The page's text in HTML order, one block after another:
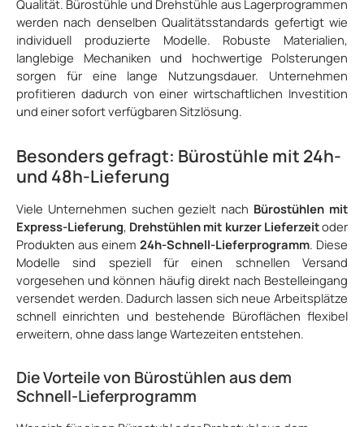
Qualität. Bürostühle und Drehstühle aus Lagerprogrammen
werden nach denselben Qualitätsstandards gefertigt wie
individuell produzierte Modelle. Robuste Materialien,
langlebige Mechaniken und hochwertige Polsterungen
sorgen für eine lange Nutzungsdauer. Unternehmen
profitieren dadurch von einer wirtschaftlichen Investition
und einer sofort verfügbaren Sitzlösung.
Besonders gefragt: Bürostühle mit 24h-
und 48h-Lieferung
Viele Unternehmen suchen gezielt nach Bürostühlen mit
Express-Lieferung, Drehstühlen mit kurzer Lieferzeitoder
Produkten aus einem 24h-Schnell-Lieferprogramm. Diese
Modelle sind speziell für einen schnellen Versand
vorgesehen und können häufig direkt nach Bestelleingang
versendet werden. Dadurch lassen sich neue Arbeitsplätze
schnell einrichten und bestehende Büroflächen flexibel
erweitern, ohne dass lange Wartezeiten entstehen.
Die Vorteile von Bürostühlen aus dem
Schnell-Lieferprogramm